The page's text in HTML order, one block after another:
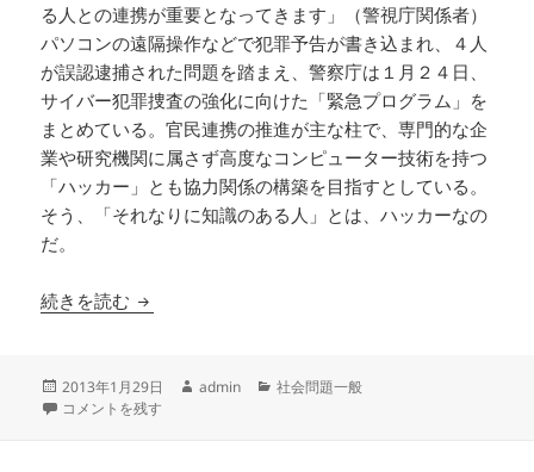
る人との連携が重要となってきます」（警視庁関係者）
パソコンの遠隔操作などで犯罪予告が書き込まれ、４人
が誤認逮捕された問題を踏まえ、警察庁は１月２４日、
サイバー犯罪捜査の強化に向けた「緊急プログラム」を
まとめている。官民連携の推進が主な柱で、専門的な企
業や研究機関に属さず高度なコンピューター技術を持つ
「ハッカー」とも協力関係の構築を目指すとしている。
そう、「それなりに知識のある人」とは、ハッカーなの
だ。
続きを読む ハッカーとも連携、警察庁サイバー犯罪捜査の窮
投
稿
2013年1月29日
作
admin
カ
社会問題一般
ハッカーとも連携、警察庁サイバー犯罪捜査の窮地 に
コメントを残す